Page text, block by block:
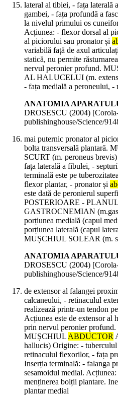
lateral al tibiei, - fața laterală
gambei, - fața profundă a
la nivelul primului os
Acțiunea: - flexor dorsal al
al piciorului sau pronator și
variabilă față de axul
statică, nu permite
nervul peronier profund.
AL HALUCELUI (m.
- fața medială a peroneului, -
ANATOMIA
DROSESCU (2004)
publishinghouse/Science/
mai puternic pronator al
bolta transversală plantară.
SCURT (m. peroneus
fața laterală a fibulei, -
terminală este pe
flexor plantar, - pronator și
este dată de peronierul
POSTERIOARE -
GASTROCNEMIAN
porțiunea medială (capul
porțiunea laterală (capul
MUȘCHIUL SOLEAR (m.
ANATOMIA
DROSESCU (2004)
publishinghouse/Science/
de extensor al falangei
calcaneului, - retinaculul
realizează printr-un tendon
Acțiunea este de extensor al
prin nervul peronier
MUȘCHIULABDUCTOR
hallucis) Origine: -
retinaculul flexorilor, - fața
Inserția terminală: - falanga
sesamoidul medial.
menținerea bolții plantare.
plantar medial